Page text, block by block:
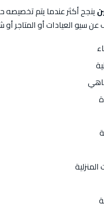
ينجح أكثر عندما يتم
سيو العيادات أو المتاجر أو